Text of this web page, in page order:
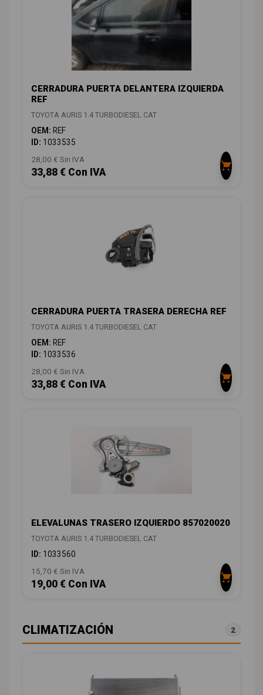
CERRADURA PUERTA DELANTERA IZQUIERDA
REF
TOYOTA AURIS 1.4 TURBODIESEL CAT
OEM: REF
ID: 1033535
28,00 € Sin IVA
33,88 € Con IVA
CERRADURA PUERTA TRASERA DERECHA REF
TOYOTA AURIS 1.4 TURBODIESEL CAT
OEM: REF
ID: 1033536
28,00 € Sin IVA
33,88 € Con IVA
ELEVALUNAS TRASERO IZQUIERDO 857020020
TOYOTA AURIS 1.4 TURBODIESEL CAT
ID: 1033560
15,70 € Sin IVA
19,00 € Con IVA
CLIMATIZACIÓN 2